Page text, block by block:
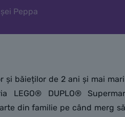
Peppa
și băieților de 2 ani și mai
LEGO® DUPLO®
din familie pe când merg